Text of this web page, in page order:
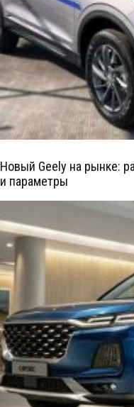
Новый Geely на рынке:
и параметры